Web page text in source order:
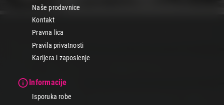
Naše prodavnice
Kontakt
Pravna lica
Pravila privatnosti
Karijera i zaposlenje
Informacije
Isporuka robe